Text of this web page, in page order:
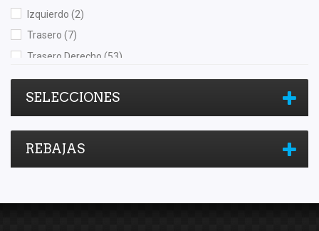
Izquierdo (2)
Trasero (7)
Trasero Derecho (53)
Trasero Izquierdo(52)
SELECCIONES
REBAJAS